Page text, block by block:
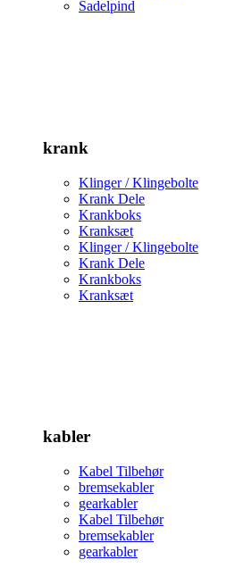
Sadelpind
krank
Klinger / Klingebolte
Krank Dele
Krankboks
Kranksæt
Klinger / Klingebolte
Krank Dele
Krankboks
Kranksæt
kabler
Kabel Tilbehør
bremsekabler
gearkabler
Kabel Tilbehør
bremsekabler
gearkabler